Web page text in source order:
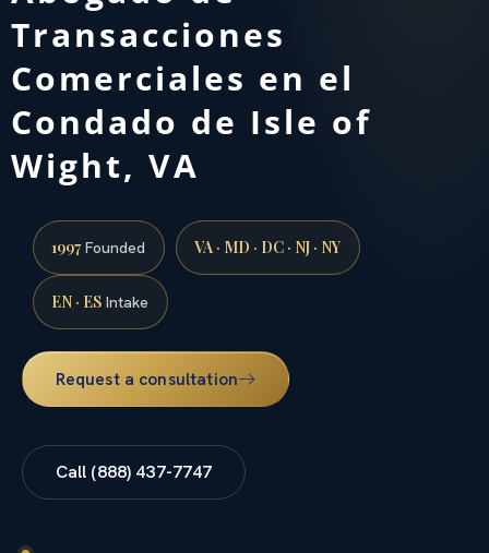
Transacciones
Comerciales en el
Condado de Isle of
Wight, VA
1997Founded VA · MD · DC · NJ · NY
EN · ES Intake
Request a consultation
Call (888) 437-7747